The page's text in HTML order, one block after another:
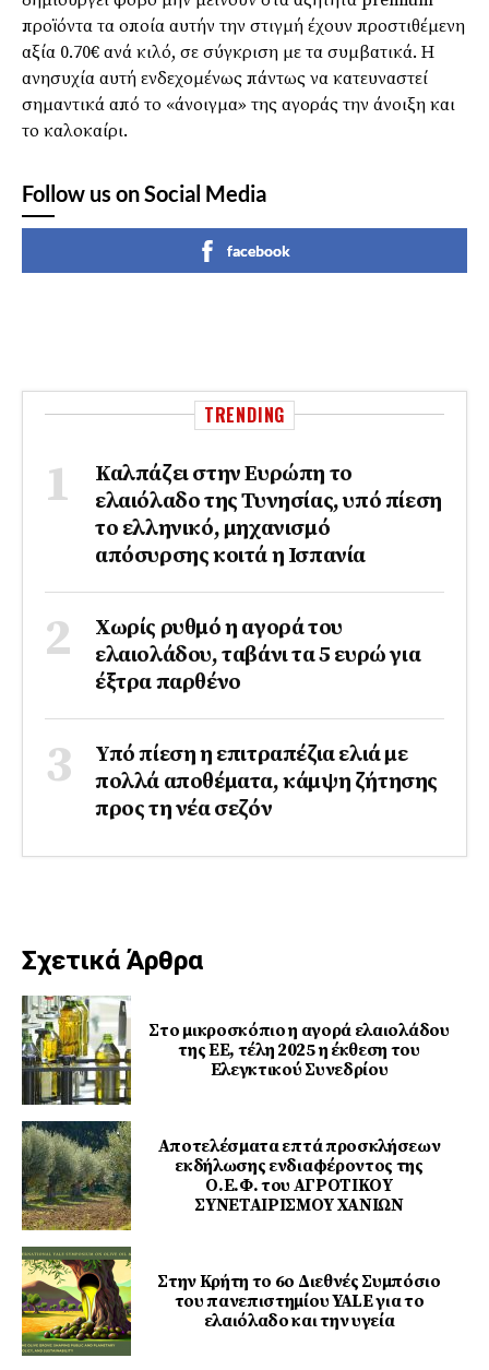
προϊόντα τα οποία αυτήν την στιγμή έχουν προστιθέμενη
αξία 0.70€ ανά κιλό, σε σύγκριση με τα συμβατικά. Η
ανησυχία αυτή ενδεχομένως πάντως να κατευναστεί
σημαντικά από το «άνοιγμα» της αγοράς την άνοιξη και
το καλοκαίρι.
Follow us on Social Media
facebook
TRENDING
Καλπάζει στην Ευρώπη το
ελαιόλαδο της Τυνησίας, υπό πίεση
το ελληνικό, μηχανισμό
απόσυρσης κοιτά η Ισπανία
Χωρίς ρυθμό η αγορά του
ελαιολάδου, ταβάνι τα 5 ευρώ για
έξτρα παρθένο
Υπό πίεση η επιτραπέζια ελιά με
πολλά αποθέματα, κάμψη ζήτησης
προς τη νέα σεζόν
Σχετικά Άρθρα
Στο μικροσκόπιο η αγορά ελαιολάδου
της ΕΕ, τέλη 2025 η έκθεση του
Ελεγκτικού Συνεδρίου
Αποτελέσματα επτά προσκλήσεων
εκδήλωσης ενδιαφέροντος της
Ο.Ε.Φ. του ΑΓΡΟΤΙΚΟΥ
ΣΥΝΕΤΑΙΡΙΣΜΟΥ ΧΑΝΙΩΝ
Στην Κρήτη το 6ο Διεθνές Συμπόσιο
του πανεπιστημίου YALE για το
ελαιόλαδο και την υγεία